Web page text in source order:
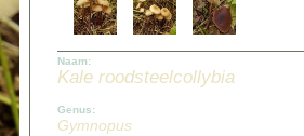
Naam:
Kale roodsteelcollybia
Genus:
Gymnopus